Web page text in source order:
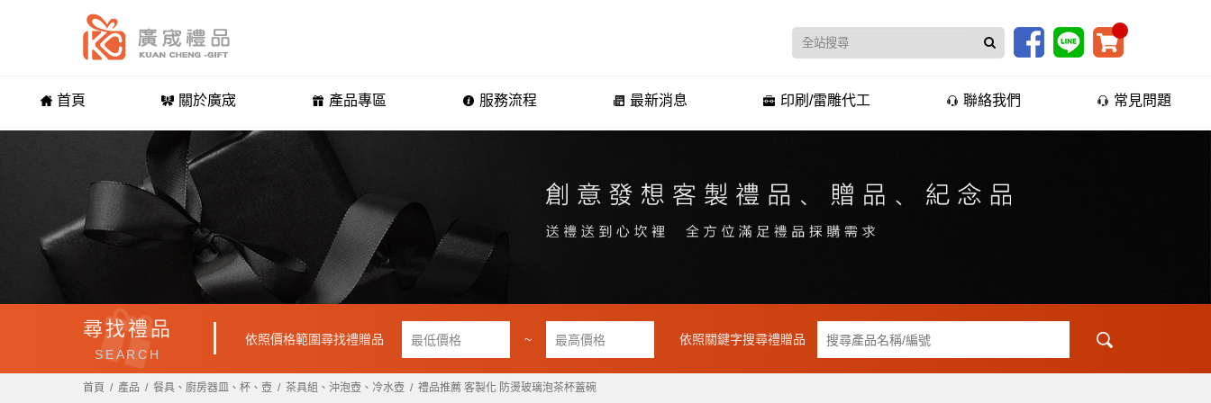
首頁 關於廣宬 產品專區 服務流程 最新消息 印刷/雷雕代工 聯絡我們 常見問題
尋找禮品
SEARCH
依照價格範圍尋找禮贈品 ~ 依照關鍵字搜尋禮贈品
首頁 產品 餐具、廚房器皿、杯、壺 茶具組、沖泡壺、冷水壺 禮品推薦 客製化 防燙玻璃泡茶杯蓋碗